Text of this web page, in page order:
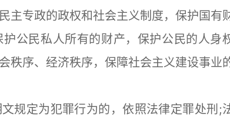
主专政的政权和社会主义制度，保护国有
公民私人所有的财产，保护公民的人身
秩序、经济秩序，保障社会主义建设事业
定为犯罪行为的，依照法律定罪处刑;